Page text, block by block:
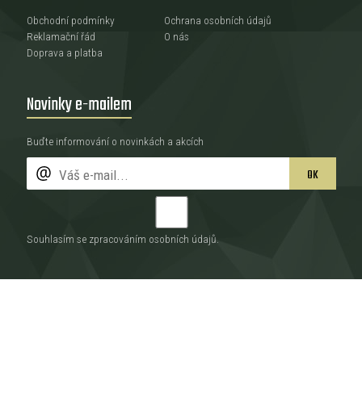
Obchodní podmínky
Reklamační řád
Doprava a platba
Ochrana osobních údajů
O nás
Novinky e-mailem
Buďte informování o novinkách a akcích
OK
Souhlasím se zpracováním osobních údajů